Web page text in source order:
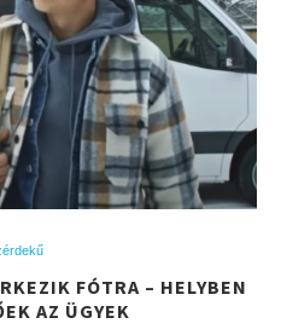
FÓTRA – HELYBEN
AZ ÜGYEK